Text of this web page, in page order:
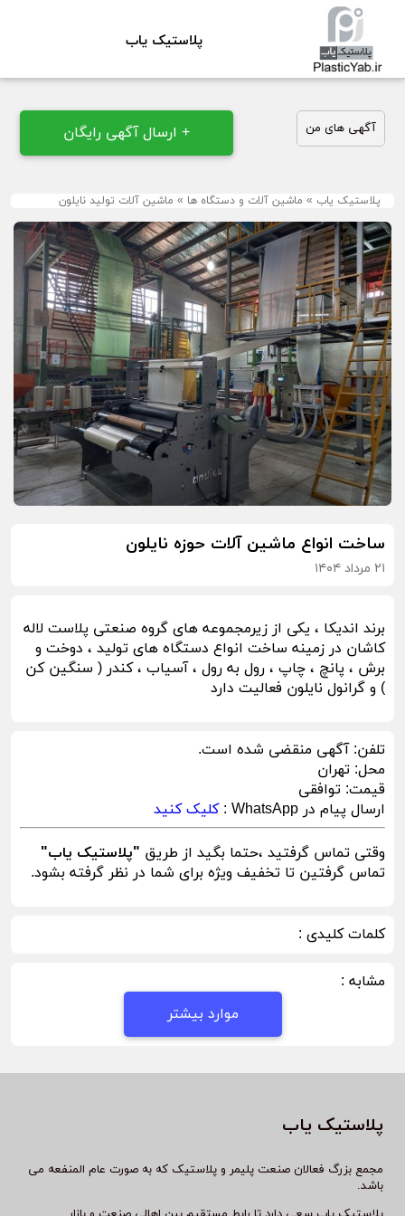
پلاستیک یاب
آگهی های من + ارسال آگهی رایگان
پلاستیک یاب » ماشین آلات و دستگاه ها » ماشین آلات تولید نایلون
ساخت انواع ماشین آلات حوزه نایلون
۲۱ مرداد ۱۴۰۴
برند اندیکا ، یکی از زیرمجموعه های گروه صنعتی پلاست لاله
کاشان در زمینه ساخت انواع دستگاه های تولید ، دوخت و
برش ، پانچ ، چاپ ، رول به رول ، آسیاب ، کندر ( سنگین کن
) و گرانول نایلون فعالیت دارد
تلفن:آگهی منقضی شده است.
محل: تهران
قیمت: توافقی
ارسال پیام در WhatsApp :
کلیک کنید
وقتی تماس گرفتید ،حتما بگید از طریق "پلاستیک یاب"
تماس گرفتین تا تخفیف ویژه برای شما در نظر گرفته بشود.
کلمات کلیدی :
مشابه :
موارد بیشتر
پلاستیک یاب
مجمع بزرگ فعالان صنعت پلیمر و پلاستیک که به صورت عام المنفعه می
باشد.